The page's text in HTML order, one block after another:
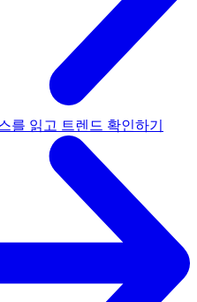
를 읽고 트렌드 확인하기